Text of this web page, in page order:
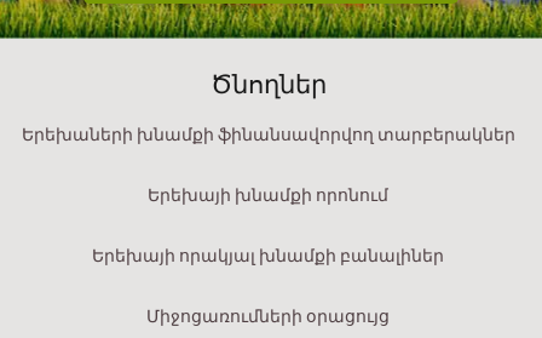
Ծնողներ
Երեխաների խնամքի ֆինանսավորվող տարբերակներ
Երեխայի խնամքի որոնում
Երեխայի որակյալ խնամքի բանալիներ
Միջոցառումների օրացույց